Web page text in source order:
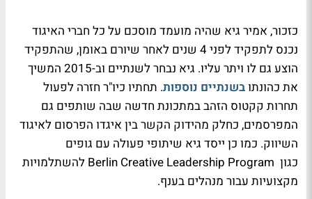
כזכור, אמיר גיא שהיה מועמד מוסכם על כל חברי האיגוד
נכנס לתפקיד לפני 4 שנים לאחר שיורם באומן, שהתפקיד
הוצע גם לו ויתר עליו. גיא נבחר לשנתיים וב-2015 המשיך
את כהונתובשנתיים נוספות. תחתיו כיו"ר חזרה לפעול
תחרות קקטוס הזהב במתכונת חדשה שבה שותפים גם
המפרסמים, כחלק מהידוק הקשר בין איגדו הפרסום לאיגוד
השיווק. כמו כן ייסד גיא שיתופי פעולה עם גופים
כגון Berlin Creative Leadership Program להשתלמויות
מקצועיות עבור מנהלים בענף.